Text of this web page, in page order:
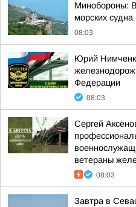
Минобороны:
морских
08:03
Юрий
Федерации
08:03
Сергей
ветераны
08:03
Завтра в